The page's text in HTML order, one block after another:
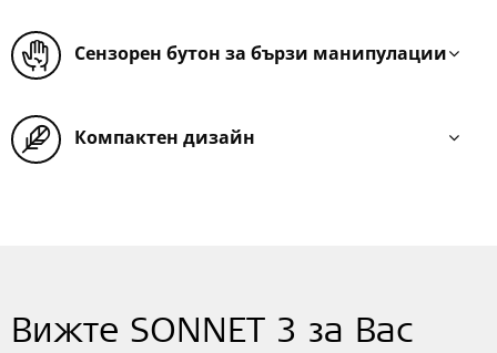
Сензорен бутон за бързи манипулации
Компактен дизайн
Вижте SONNET 3 за Вас